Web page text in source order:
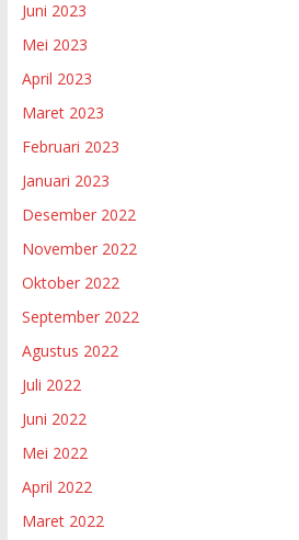
Juni 2023
Mei 2023
April 2023
Maret 2023
Februari 2023
Januari 2023
Desember 2022
November 2022
Oktober 2022
September 2022
Agustus 2022
Juli 2022
Juni 2022
Mei 2022
April 2022
Maret 2022